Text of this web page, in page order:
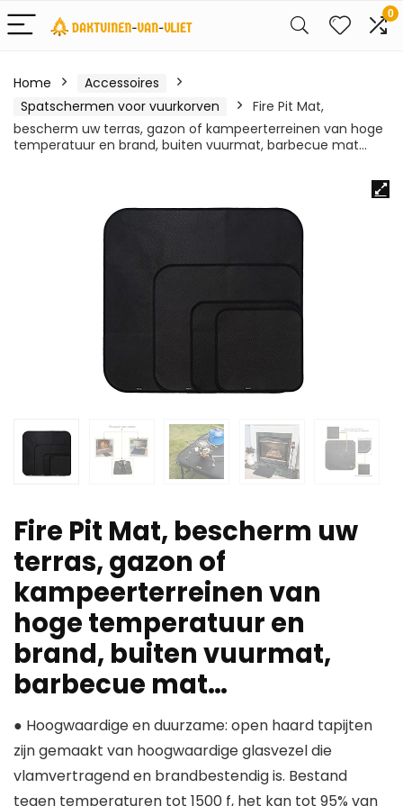
0
Home
Accessoires
Spatschermen voor vuurkorven
Fire Pit Mat,
bescherm uw terras, gazon of kampeerterreinen van hoge
temperatuur en brand, buiten vuurmat, barbecue mat…
Fire Pit Mat, bescherm uw
terras, gazon of
kampeerterreinen van
hoge temperatuur en
brand, buiten vuurmat,
barbecue mat…
● Hoogwaardige en duurzame: open haard tapijten
zijn gemaakt van hoogwaardige glasvezel die
vlamvertragend en brandbestendig is. Bestand
tegen temperaturen tot 1500 f, het kan tot 95% van